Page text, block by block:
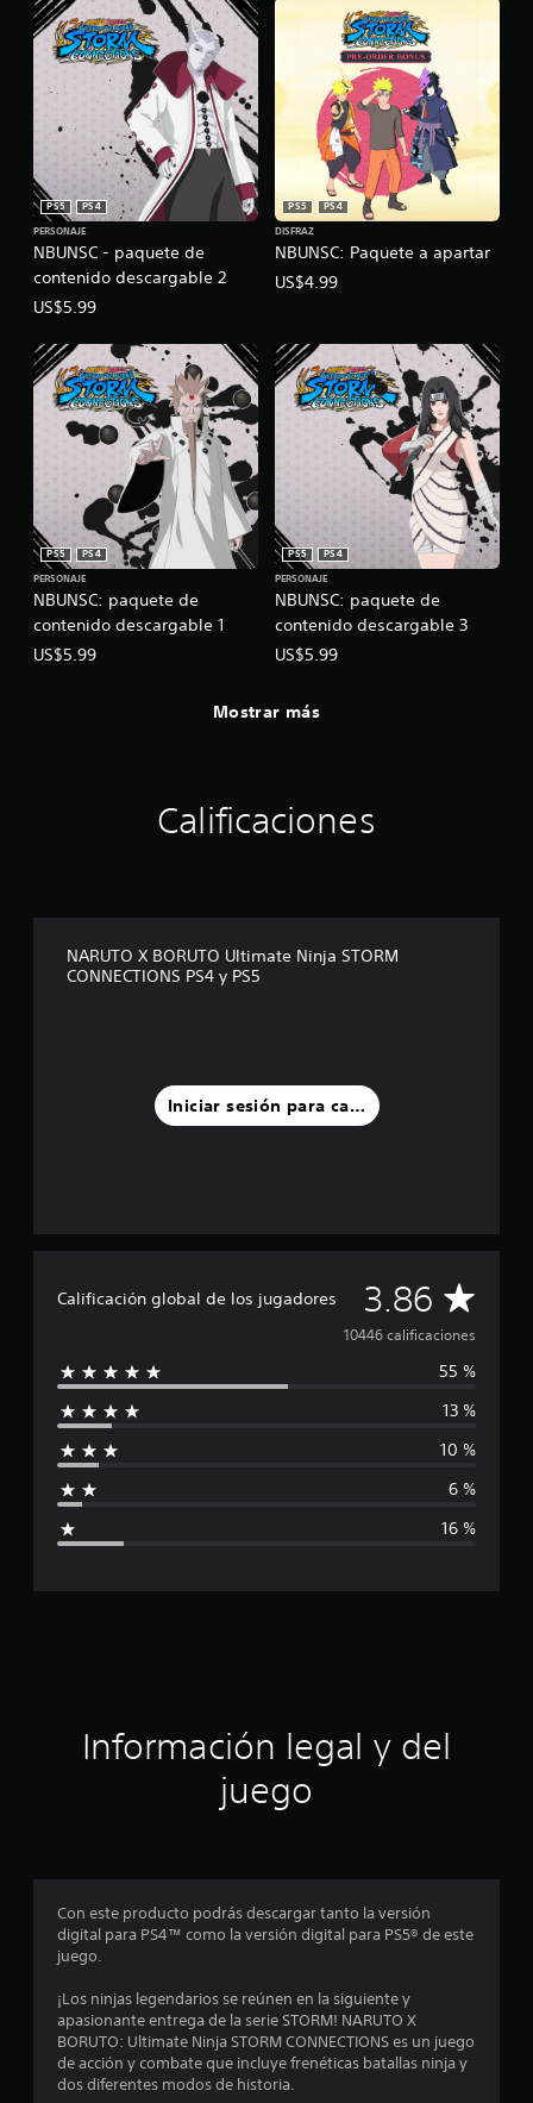
NBUNSC - paquete de
contenido descargable 2
PS5
PS4
PERSONAJE
US$5.99
NBUNSC: Paquete a apartar
PS5
PS4
DISFRAZ
US$4.99
NBUNSC: paquete de
contenido descargable 1
PS5
PS4
PERSONAJE
US$5.99
NBUNSC: paquete de
contenido descargable 3
PS5
PS4
PERSONAJE
US$5.99
Mostrar más
Calificaciones
NARUTO X BORUTO Ultimate Ninja STORM
CONNECTIONS PS4 y PS5
Iniciar sesión para calificar
Calificación global de los jugadores 3.86 C
a
l
a
ó
r
d
10446 calificaciones
55 %
13 %
10 %
6 %
16 %
Información legal y del
juego
Con este producto podrás descargar tanto la versión
digital para PS4™ como la versión digital para PS5® de este
juego.
¡Los ninjas legendarios se reúnen en la siguiente y
apasionante entrega de la serie STORM! NARUTO X
BORUTO: Ultimate Ninja STORM CONNECTIONS es un juego
de acción y combate que incluye frenéticas batallas ninja y
dos diferentes modos de historia.